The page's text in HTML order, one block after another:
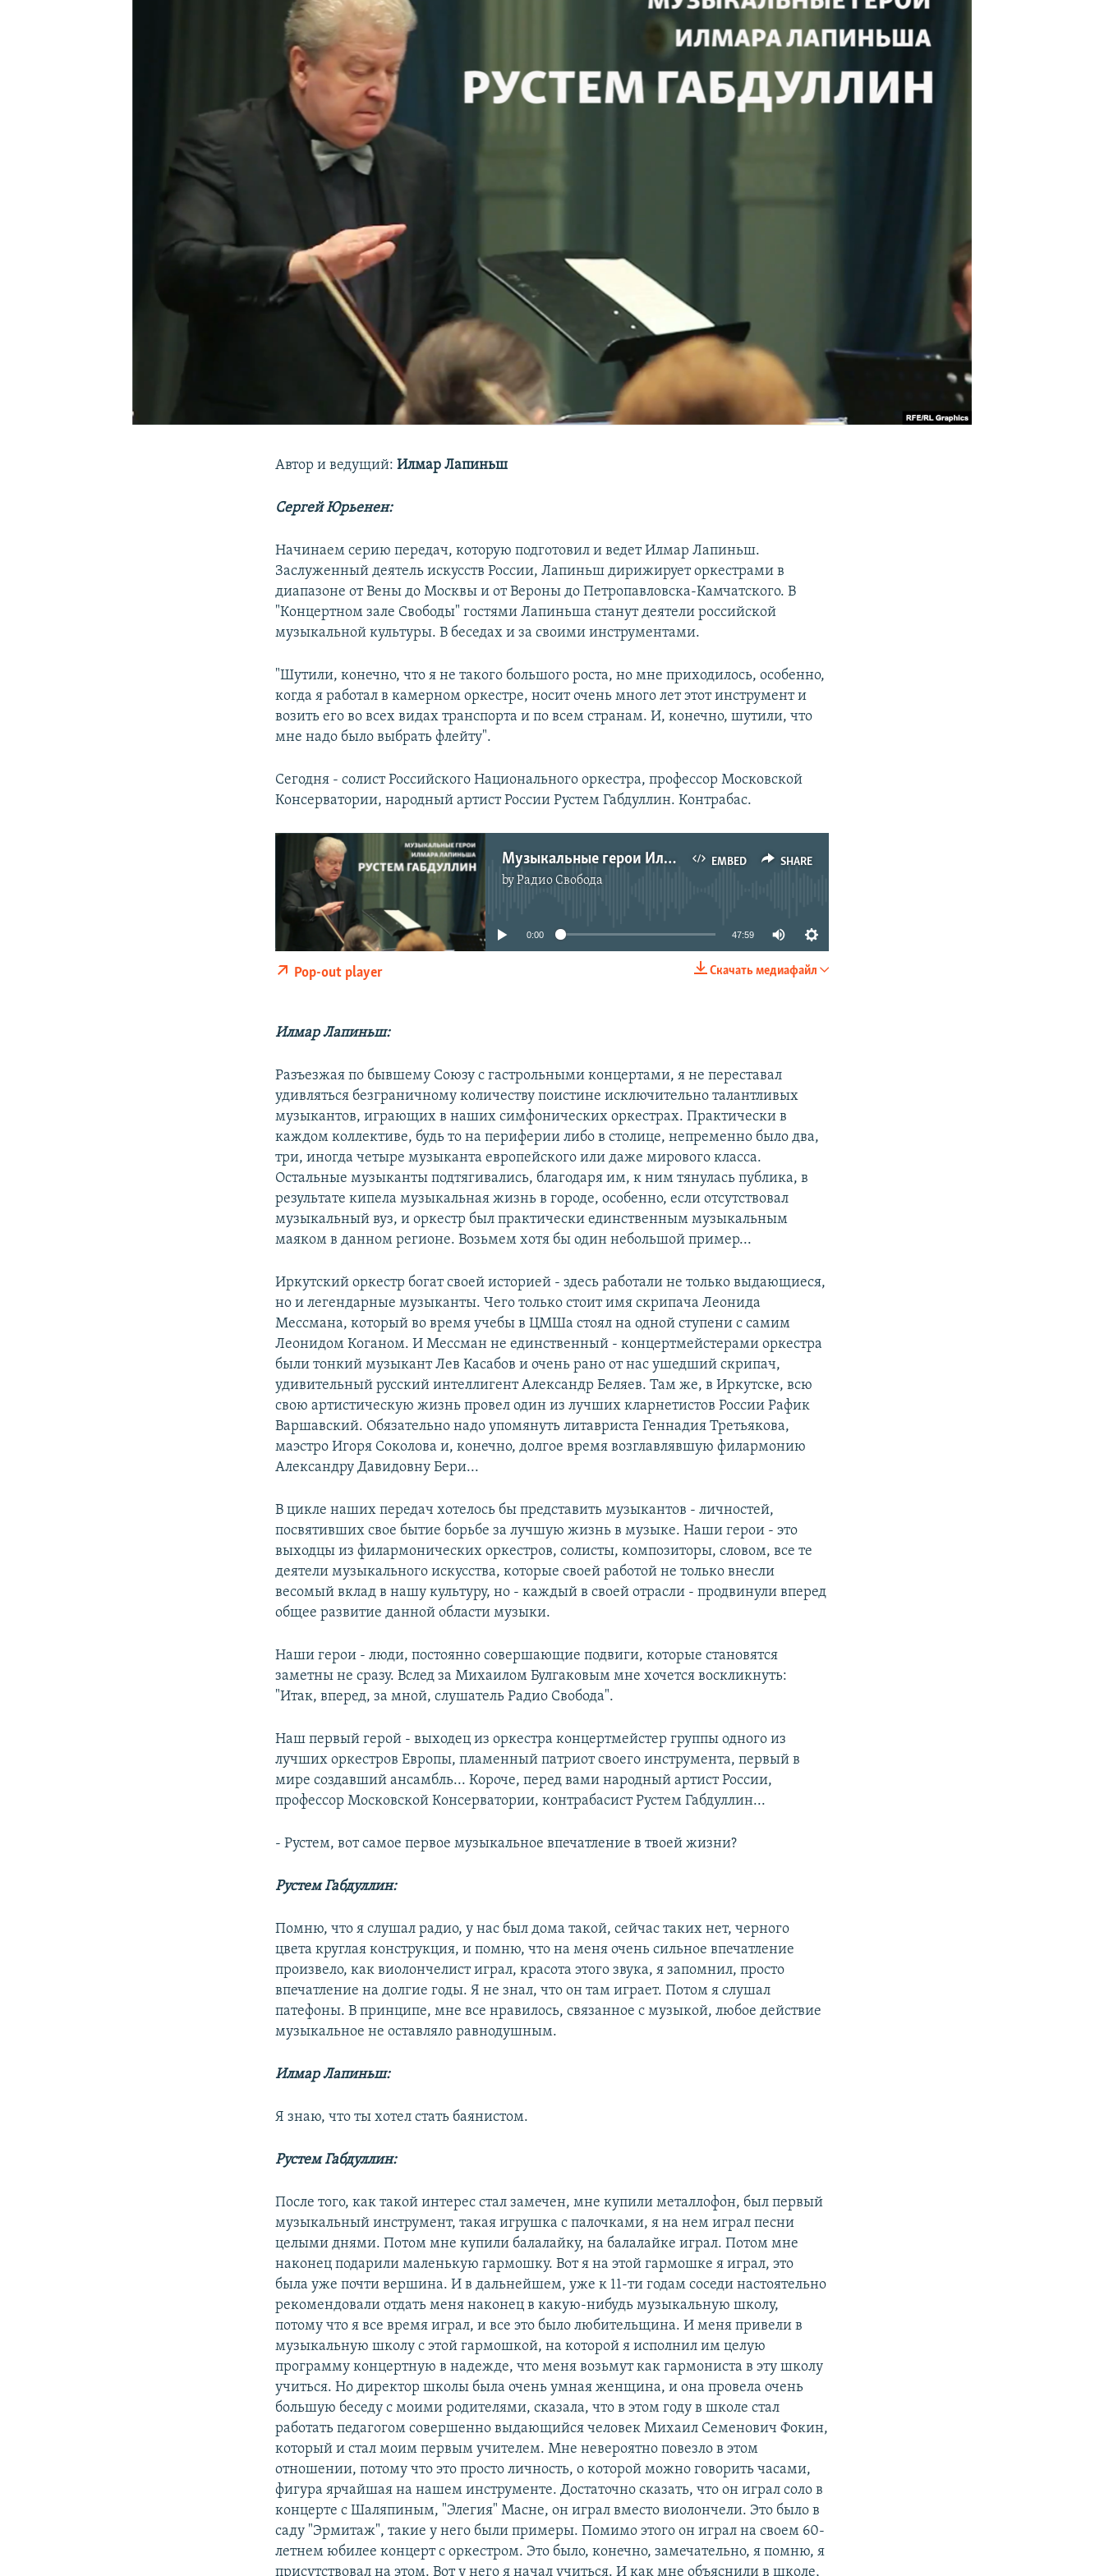
Автор и ведущий:Илмар Лапиньш
Сергей Юрьенен:
Начинаем серию передач, которую подготовил и ведет Илмар Лапиньш.
Заслуженный деятель искусств России, Лапиньш дирижирует оркестрами в
диапазоне от Вены до Москвы и от Вероны до Петропавловска-Камчатского. В
"Концертном зале Свободы" гостями Лапиньша станут деятели российской
музыкальной культуры. В беседах и за своими инструментами.
"Шутили, конечно, что я не такого большого роста, но мне приходилось, особенно,
когда я работал в камерном оркестре, носит очень много лет этот инструмент и
возить его во всех видах транспорта и по всем странам. И, конечно, шутили, что
мне надо было выбрать флейту".
Сегодня - солист Российского Национального оркестра, профессор Московской
Консерватории, народный артист России Рустем Габдуллин. Контрабас.
EMBED SHARE
Музыкальные герои Илмара Лапиньша. Рустем Габдуллин
byРадио Свобода
SHARE
No media source currently available
0:00 47:59
Скачать медиафайл
Pop-out player
Илмар Лапиньш:
Разъезжая по бывшему Союзу с гастрольными концертами, я не переставал
удивляться безграничному количеству поистине исключительно талантливых
музыкантов, играющих в наших симфонических оркестрах. Практически в
каждом коллективе, будь то на периферии либо в столице, непременно было два,
три, иногда четыре музыканта европейского или даже мирового класса.
Остальные музыканты подтягивались, благодаря им, к ним тянулась публика, в
результате кипела музыкальная жизнь в городе, особенно, если отсутствовал
музыкальный вуз, и оркестр был практически единственным музыкальным
маяком в данном регионе. Возьмем хотя бы один небольшой пример...
Иркутский оркестр богат своей историей - здесь работали не только выдающиеся,
но и легендарные музыканты. Чего только стоит имя скрипача Леонида
Мессмана, который во время учебы в ЦМШа стоял на одной ступени с самим
Леонидом Коганом. И Мессман не единственный - концертмейстерами оркестра
были тонкий музыкант Лев Касабов и очень рано от нас ушедший скрипач,
удивительный русский интеллигент Александр Беляев. Там же, в Иркутске, всю
свою артистическую жизнь провел один из лучших кларнетистов России Рафик
Варшавский. Обязательно надо упомянуть литавриста Геннадия Третьякова,
маэстро Игоря Соколова и, конечно, долгое время возглавлявшую филармонию
Александру Давидовну Бери...
В цикле наших передач хотелось бы представить музыкантов - личностей,
посвятивших свое бытие борьбе за лучшую жизнь в музыке. Наши герои - это
выходцы из филармонических оркестров, солисты, композиторы, словом, все те
деятели музыкального искусства, которые своей работой не только внесли
весомый вклад в нашу культуру, но - каждый в своей отрасли - продвинули вперед
общее развитие данной области музыки.
Наши герои - люди, постоянно совершающие подвиги, которые становятся
заметны не сразу. Вслед за Михаилом Булгаковым мне хочется воскликнуть:
"Итак, вперед, за мной, слушатель Радио Свобода".
Наш первый герой - выходец из оркестра концертмейстер группы одного из
лучших оркестров Европы, пламенный патриот своего инструмента, первый в
мире создавший ансамбль... Короче, перед вами народный артист России,
профессор Московской Консерватории, контрабасист Рустем Габдуллин...
- Рустем, вот самое первое музыкальное впечатление в твоей жизни?
Рустем Габдуллин:
Помню, что я слушал радио, у нас был дома такой, сейчас таких нет, черного
цвета круглая конструкция, и помню, что на меня очень сильное впечатление
произвело, как виолончелист играл, красота этого звука, я запомнил, просто
впечатление на долгие годы. Я не знал, что он там играет. Потом я слушал
патефоны. В принципе, мне все нравилось, связанное с музыкой, любое действие
музыкальное не оставляло равнодушным.
Илмар Лапиньш:
Я знаю, что ты хотел стать баянистом.
Рустем Габдуллин:
После того, как такой интерес стал замечен, мне купили металлофон, был первый
музыкальный инструмент, такая игрушка с палочками, я на нем играл песни
целыми днями. Потом мне купили балалайку, на балалайке играл. Потом мне
наконец подарили маленькую гармошку. Вот я на этой гармошке я играл, это
была уже почти вершина. И в дальнейшем, уже к 11-ти годам соседи настоятельно
рекомендовали отдать меня наконец в какую-нибудь музыкальную школу,
потому что я все время играл, и все это было любительщина. И меня привели в
музыкальную школу с этой гармошкой, на которой я исполнил им целую
программу концертную в надежде, что меня возьмут как гармониста в эту школу
учиться. Но директор школы была очень умная женщина, и она провела очень
большую беседу с моими родителями, сказала, что в этом году в школе стал
работать педагогом совершенно выдающийся человек Михаил Семенович Фокин,
который и стал моим первым учителем. Мне невероятно повезло в этом
отношении, потому что это просто личность, о которой можно говорить часами,
фигура ярчайшая на нашем инструменте. Достаточно сказать, что он играл соло в
концерте с Шаляпиным, "Элегия" Масне, он играл вместо виолончели. Это было в
саду "Эрмитаж", такие у него были примеры. Помимо этого он играл на своем 60-
летнем юбилее концерт с оркестром. Это было, конечно, замечательно, я помню, я
присутствовал на этом. Вот у него я начал учиться. И как мне объяснили в школе,